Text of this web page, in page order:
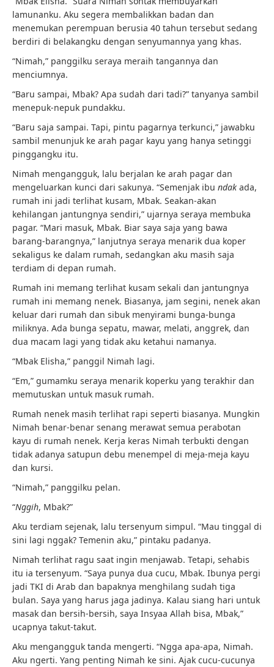
lamunanku. Aku segera membalikkan badan dan
menemukan perempuan berusia 40 tahun tersebut sedang
berdiri di belakangku dengan senyumannya yang khas.
“Nimah,” panggilku seraya meraih tangannya dan
menciumnya.
“Baru sampai, Mbak? Apa sudah dari tadi?” tanyanya sambil
menepuk-nepuk pundakku.
“Baru saja sampai. Tapi, pintu pagarnya terkunci,” jawabku
sambil menunjuk ke arah pagar kayu yang hanya setinggi
pinggangku itu.
Nimah mengangguk, lalu berjalan ke arah pagar dan
mengeluarkan kunci dari sakunya. “Semenjak ibu ndak ada,
rumah ini jadi terlihat kusam, Mbak. Seakan-akan
kehilangan jantungnya sendiri,” ujarnya seraya membuka
pagar. “Mari masuk, Mbak. Biar saya saja yang bawa
barang-barangnya,” lanjutnya seraya menarik dua koper
sekaligus ke dalam rumah, sedangkan aku masih saja
terdiam di depan rumah.
Rumah ini memang terlihat kusam sekali dan jantungnya
rumah ini memang nenek. Biasanya, jam segini, nenek akan
keluar dari rumah dan sibuk menyirami bunga-bunga
miliknya. Ada bunga sepatu, mawar, melati, anggrek, dan
dua macam lagi yang tidak aku ketahui namanya.
“Mbak Elisha,” panggil Nimah lagi.
“Em,” gumamku seraya menarik koperku yang terakhir dan
memutuskan untuk masuk rumah.
Rumah nenek masih terlihat rapi seperti biasanya. Mungkin
Nimah benar-benar senang merawat semua perabotan
kayu di rumah nenek. Kerja keras Nimah terbukti dengan
tidak adanya satupun debu menempel di meja-meja kayu
dan kursi.
“Nimah,” panggilku pelan.
“Nggih, Mbak?”
Aku terdiam sejenak, lalu tersenyum simpul. “Mau tinggal di
sini lagi nggak? Temenin aku,” pintaku padanya.
Nimah terlihat ragu saat ingin menjawab. Tetapi, sehabis
itu ia tersenyum. “Saya punya dua cucu, Mbak. Ibunya pergi
jadi TKI di Arab dan bapaknya menghilang sudah tiga
bulan. Saya yang harus jaga jadinya. Kalau siang hari untuk
masak dan bersih-bersih, saya Insyaa Allah bisa, Mbak,”
ucapnya takut-takut.
Aku mengangguk tanda mengerti. “Ngga apa-apa, Nimah.
Aku ngerti. Yang penting Nimah ke sini. Ajak cucu-cucunya